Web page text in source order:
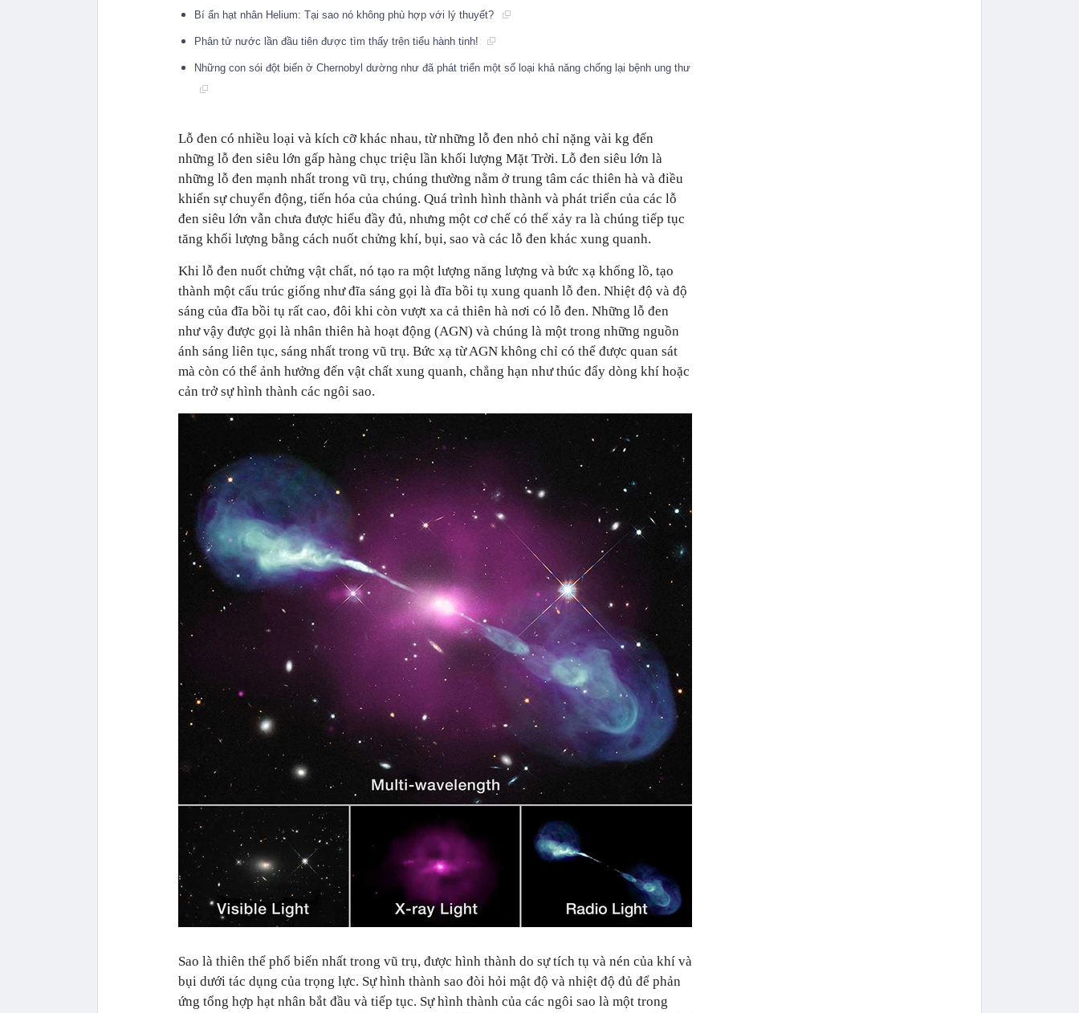
Bí ẩn hạt nhân Helium: Tại sao nó không phù hợp với lý thuyết?
Phân tử nước lần đầu tiên được tìm thấy trên tiểu hành tinh!
Những con sói đột biến ở Chernobyl dường như đã phát triển một số loại khả năng chống lại bệnh ung thư
Lỗ đen có nhiều loại và kích cỡ khác nhau, từ những lỗ đen nhỏ chỉ nặng vài kg đến
những lỗ đen siêu lớn gấp hàng chục triệu lần khối lượng Mặt Trời. Lỗ đen siêu lớn là
những lỗ đen mạnh nhất trong vũ trụ, chúng thường nằm ở trung tâm các thiên hà và điều
khiển sự chuyển động, tiến hóa của chúng. Quá trình hình thành và phát triển của các lỗ
đen siêu lớn vẫn chưa được hiểu đầy đủ, nhưng một cơ chế có thể xảy ra là chúng tiếp tục
tăng khối lượng bằng cách nuốt chửng khí, bụi, sao và các lỗ đen khác xung quanh.
Khi lỗ đen nuốt chửng vật chất, nó tạo ra một lượng năng lượng và bức xạ khổng lồ, tạo
thành một cấu trúc giống như đĩa sáng gọi là đĩa bồi tụ xung quanh lỗ đen. Nhiệt độ và độ
sáng của đĩa bồi tụ rất cao, đôi khi còn vượt xa cả thiên hà nơi có lỗ đen. Những lỗ đen
như vậy được gọi là nhân thiên hà hoạt động (AGN) và chúng là một trong những nguồn
ánh sáng liên tục, sáng nhất trong vũ trụ. Bức xạ từ AGN không chỉ có thể được quan sát
mà còn có thể ảnh hưởng đến vật chất xung quanh, chẳng hạn như thúc đẩy dòng khí hoặc
cản trở sự hình thành các ngôi sao.
Sao là thiên thể phổ biến nhất trong vũ trụ, được hình thành do sự tích tụ và nén của khí và
bụi dưới tác dụng của trọng lực. Sự hình thành sao đòi hỏi mật độ và nhiệt độ đủ để phản
ứng tổng hợp hạt nhân bắt đầu và tiếp tục. Sự hình thành của các ngôi sao là một trong